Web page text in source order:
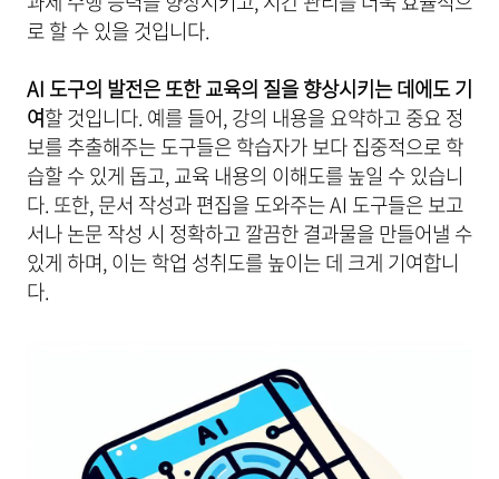
로 할 수 있을 것입니다.
AI 도구의 발전은 또한 교육의 질을 향상시키는 데에도 기
여할 것입니다. 예를 들어, 강의 내용을 요약하고 중요 정
보를 추출해주는 도구들은 학습자가 보다 집중적으로 학
습할 수 있게 돕고, 교육 내용의 이해도를 높일 수 있습니
다. 또한, 문서 작성과 편집을 도와주는 AI 도구들은 보고
서나 논문 작성 시 정확하고 깔끔한 결과물을 만들어낼 수
있게 하며, 이는 학업 성취도를 높이는 데 크게 기여합니
다.